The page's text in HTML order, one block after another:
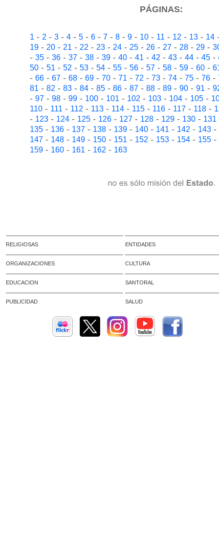
PÁGINAS:
1- 2- 3- 4- 5- 6- 7- 8- 9- 10- 11- 12- 13- 14
19- 20- 21- 22- 23- 24- 25- 26- 27- 28- 29-
- 35- 36- 37- 38- 39- 40- 41- 42- 43- 44- 45-
50- 51- 52- 53- 54- 55- 56- 57- 58- 59- 60-
- 66- 67- 68- 69- 70- 71- 72- 73- 74- 75- 76-
81- 82- 83- 84- 85- 86- 87- 88- 89- 90- 91-
- 97- 98- 99- 100- 101- 102- 103- 104- 105-
110- 111- 112- 113- 114- 115- 116- 117- 118-
- 123- 124- 125- 126- 127- 128- 129- 130- 131
135- 136- 137- 138- 139- 140- 141- 142- 143-
147- 148- 149- 150- 151- 152- 153- 154- 155-
159- 160- 161- 162- 163
RELIGIOSAS ENTIDADES
ORGANIZACIONES CULTURA
EDUCACION SANTORAL
PUBLICIDAD SALUD